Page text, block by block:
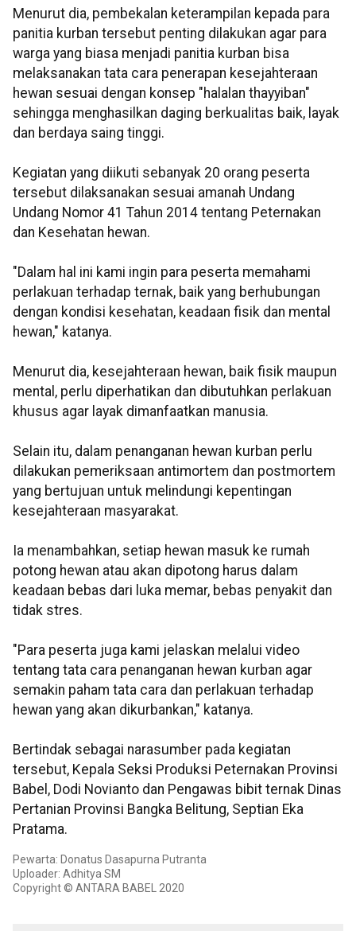
Menurut dia, pembekalan keterampilan kepada para
panitia kurban tersebut penting dilakukan agar para
warga yang biasa menjadi panitia kurban bisa
melaksanakan tata cara penerapan kesejahteraan
hewan sesuai dengan konsep "halalan thayyiban"
sehingga menghasilkan daging berkualitas baik, layak
dan berdaya saing tinggi.
Kegiatan yang diikuti sebanyak 20 orang peserta
tersebut dilaksanakan sesuai amanah Undang
Undang Nomor 41 Tahun 2014 tentang Peternakan
dan Kesehatan hewan.
"Dalam hal ini kami ingin para peserta memahami
perlakuan terhadap ternak, baik yang berhubungan
dengan kondisi kesehatan, keadaan fisik dan mental
hewan," katanya.
Menurut dia, kesejahteraan hewan, baik fisik maupun
mental, perlu diperhatikan dan dibutuhkan perlakuan
khusus agar layak dimanfaatkan manusia.
Selain itu, dalam penanganan hewan kurban perlu
dilakukan pemeriksaan antimortem dan postmortem
yang bertujuan untuk melindungi kepentingan
kesejahteraan masyarakat.
Ia menambahkan, setiap hewan masuk ke rumah
potong hewan atau akan dipotong harus dalam
keadaan bebas dari luka memar, bebas penyakit dan
tidak stres.
"Para peserta juga kami jelaskan melalui video
tentang tata cara penanganan hewan kurban agar
semakin paham tata cara dan perlakuan terhadap
hewan yang akan dikurbankan," katanya.
Bertindak sebagai narasumber pada kegiatan
tersebut, Kepala Seksi Produksi Peternakan Provinsi
Babel, Dodi Novianto dan Pengawas bibit ternak Dinas
Pertanian Provinsi Bangka Belitung, Septian Eka
Pratama.
Pewarta: Donatus Dasapurna Putranta
Uploader: Adhitya SM
Copyright © ANTARA BABEL 2020